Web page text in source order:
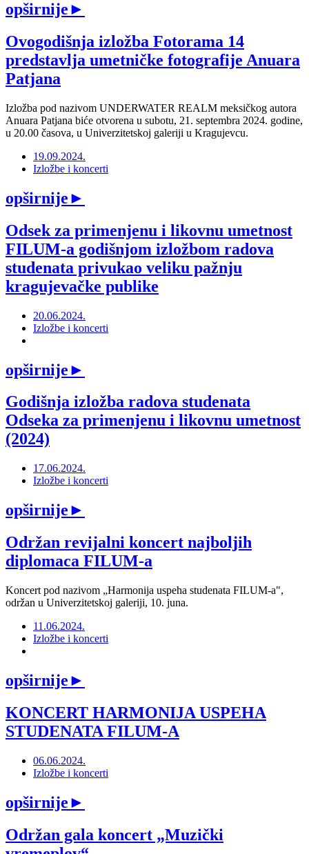
opširnije►
Ovogodišnja izložba Fotorama 14
predstavlja umetničke fotografije Anuara
Patjana
Izložba pod nazivom UNDERWATER REALM meksičkog autora
Anuara Patjana biće otvorena u subotu, 21. septembra 2024. godine,
u 20.00 časova, u Univerzitetskoj galeriji u Kragujevcu.
19.09.2024.
Izložbe i koncerti
opširnije►
Odsek za primenjenu i likovnu umetnost
FILUM-a godišnjom izložbom radova
studenata privukao veliku pažnju
kragujevačke publike
20.06.2024.
Izložbe i koncerti
opširnije►
Godišnja izložba radova studenata
Odseka za primenjenu i likovnu umetnost
(2024)
17.06.2024.
Izložbe i koncerti
opširnije►
Održan revijalni koncert najboljih
diplomaca FILUM-a
Koncert pod nazivom „Harmonija uspeha studenata FILUM-a",
održan u Univerzitetskoj galeriji, 10. juna.
11.06.2024.
Izložbe i koncerti
opširnije►
KONCERT HARMONIJA USPEHA
STUDENATA FILUM-A
06.06.2024.
Izložbe i koncerti
opširnije►
Održan gala koncert „Muzički